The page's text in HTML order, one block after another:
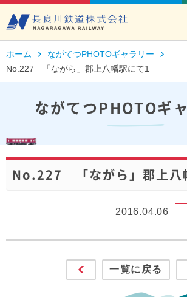
ホーム
ながてつPHOTOギャラリー
No.227 「ながら」郡上八幡駅にて1
ながてつPHOTOギ
No.227 「ながら」郡上八
2016.04.06
一覧に戻る